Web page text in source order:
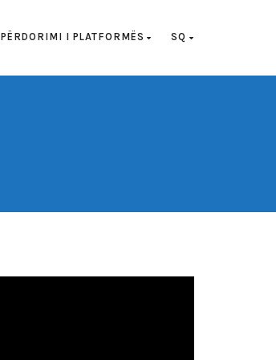
PËRDORIMI I PLATFORMËS SQ